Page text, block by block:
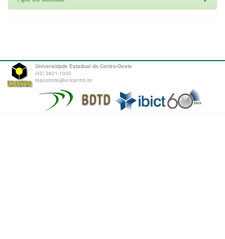
Universidade Estadual do Centro-Oeste
(42) 3621-1000
repositorio@unicentro.br